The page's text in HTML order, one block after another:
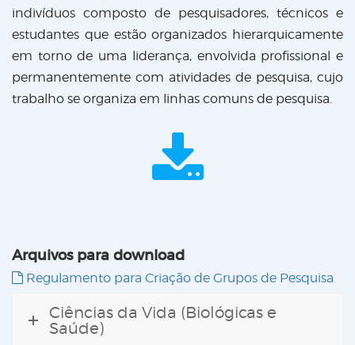
indivíduos composto de pesquisadores, técnicos e
estudantes que estão organizados hierarquicamente
em torno de uma liderança, envolvida profissional e
permanentemente com atividades de pesquisa, cujo
trabalho se organiza em linhas comuns de pesquisa.
Arquivos para download
Regulamento para Criação de Grupos de Pesquisa
Ciências da Vida (Biológicas e
Saúde)